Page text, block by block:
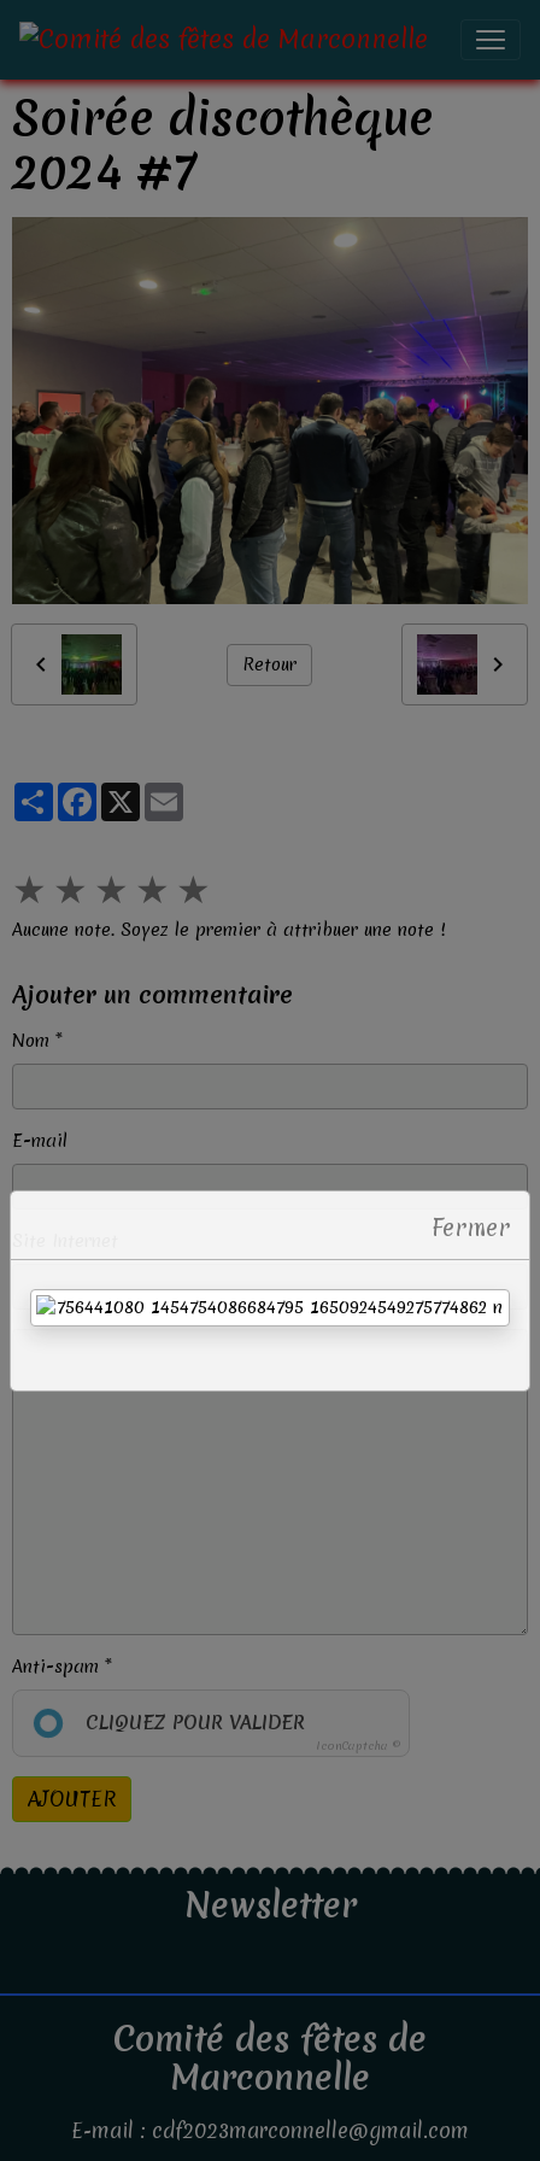
Soirée discothèque
2024 #7
Retour
PartagerFacebook
X
★ ★ ★ ★ ★
Aucune note. Soyez le premier à attribuer une note !
Ajouter un commentaire
Nom
E-mail
Anti-spam
CLIQUEZ POUR VALIDER
IconCaptcha ©
AJOUTER
Newsletter
Comité des fêtes de
Marconnelle
E-mail : cdf2023marconnelle@gmail.com
Fermer